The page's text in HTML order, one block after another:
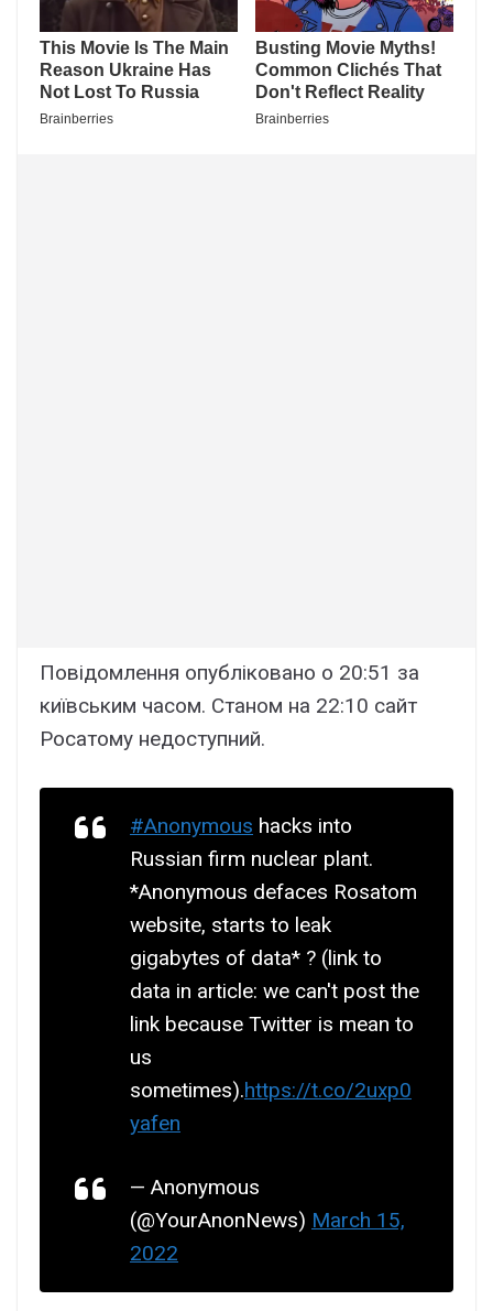
Повідомлення опубліковано о 20:51 за
київським часом. Станом на 22:10 сайт
Росатому недоступний.
#Anonymous hacks into
Russian firm nuclear plant.
*Anonymous defaces Rosatom
website, starts to leak
gigabytes of data* ? (link to
data in article: we can't post the
link because Twitter is mean to
us
sometimes).https://t.co/2uxp0
yafen
— Anonymous
(@YourAnonNews) March 15,
2022